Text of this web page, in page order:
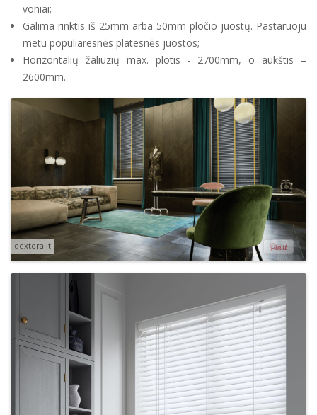
voniai;
Galima rinktis iš 25mm arba 50mm pločio juostų. Pastaruoju
metu populiaresnės platesnės juostos;
Horizontalių žaliuzių max. plotis - 2700mm, o aukštis –
2600mm.
dextera.lt